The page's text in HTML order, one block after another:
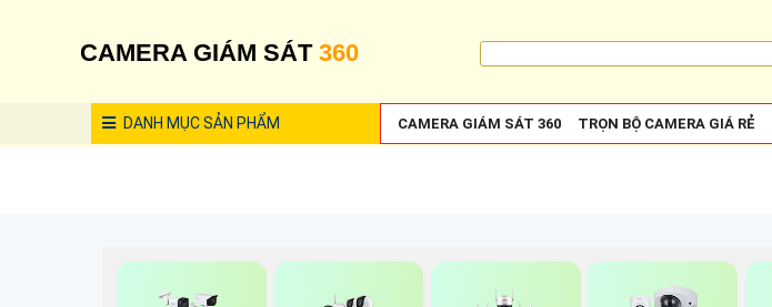
CAMERA GIÁM SÁT 360
DANH MỤCSẢN PHẨM CAMERA GIÁM SÁT 360 TRỌN BỘ CAMERA GIÁ RẺ